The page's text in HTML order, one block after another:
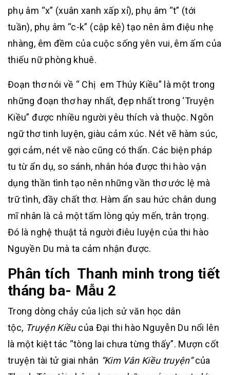
phụ âm “x” (xuân xanh xấp xỉ), phụ âm “t” (tới
tuần), phụ âm “c-k” (cập kê) tạo nên âm điệu nhẹ
nhàng, êm đềm của cuộc sống yên vui, êm ấm của
thiếu nữ phòng khuê.
Đoạn thơ nói về “ Chị em Thúy Kiều” là một trong
những đoạn thơ hay nhất, đẹp nhất trong ‘Truyện
Kiều” được nhiều người yêu thích và thuộc. Ngôn
ngữ thơ tinh luyện, giàu cảm xúc. Nét vẽ hàm súc,
gợi cảm, nét vẽ nào cũng có thẩn. Các biện pháp
tu từ ẩn dụ, so sánh, nhân hóa được thi hào vận
dụng thần tình tạo nên những vần thơ ước lệ mà
trữ tình, đầy chất thơ. Hàm ẩn sau hức chân dung
mĩ nhân là cả một tấm lòng qúy mến, trân trọng.
Đó là nghệ thuật tả người điêu luyện của thi hào
Nguyền Du mà ta cảm nhận được.
Phân tích Thanh minh trong tiết
tháng ba- Mẫu 2
Trong dòng chảy của lịch sử văn học dân
tộc, Truyện Kiềucủa Đại thi hào Nguyễn Du nổi lên
là một kiệt tác “tòng lai chưa từng thấy”. Mượn cốt
truyện tài tử giai nhân “Kim Vân Kiều truyện”của